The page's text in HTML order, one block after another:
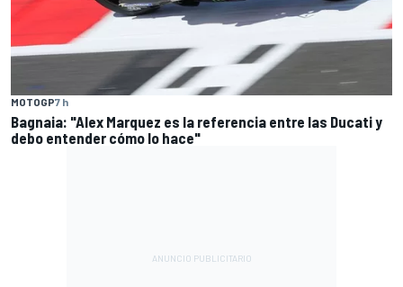
MOTOGP7 h
Bagnaia: "Alex Marquez es la referencia entre las Ducati y
debo entender cómo lo hace"